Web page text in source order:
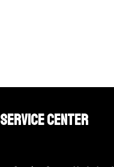
Service Center